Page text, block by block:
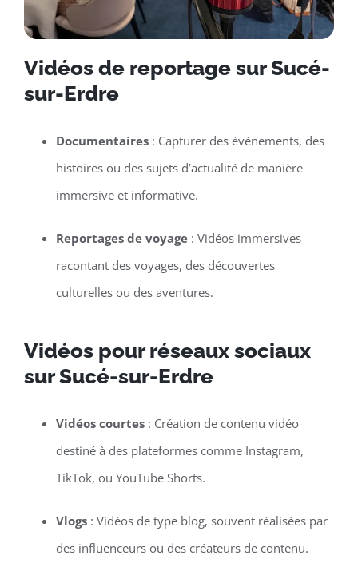
Vidéos de reportage sur Sucé-
sur-Erdre
Documentaires: Capturer des événements, des
histoires ou des sujets d’actualité de manière
immersive et informative.
Reportages de voyage: Vidéos immersives
racontant des voyages, des découvertes
culturelles ou des aventures.
Vidéos pour réseaux sociaux
sur Sucé-sur-Erdre
Vidéos courtes: Création de contenu vidéo
destiné à des plateformes comme Instagram,
TikTok, ou YouTube Shorts.
Vlogs: Vidéos de type blog, souvent réalisées par
des influenceurs ou des créateurs de contenu.